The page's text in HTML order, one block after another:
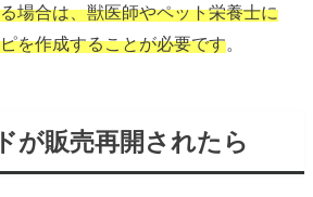
場合は、獣医師やペット栄養士に
を作成することが必要です。
が販売再開されたら